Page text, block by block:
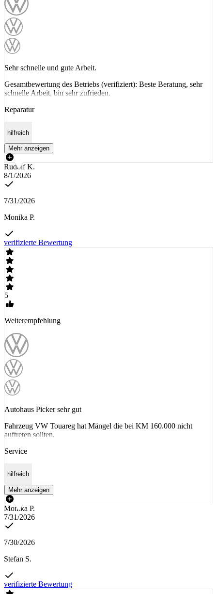
Sehr schnelle und gute Arbeit.
Gesamtbewertung des Betriebs (verifiziert): Beste Beratung, sehr
schnelle Arbeit, bin sehr zufrieden.
Reparatur
hilfreich
Mehr anzeigen
Rudolf K.
8/1/2026
7/31/2026
Monika P.
verifizierte Bewertung
5
Weiterempfehlung
Autohaus Picker sehr gut
Fahrzeug VW Touareg hat Mängel die bei KM 160.000 nicht
auftreten sollten.
Service
hilfreich
Mehr anzeigen
Monika P.
7/31/2026
7/30/2026
Stefan S.
verifizierte Bewertung